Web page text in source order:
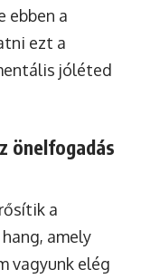
ebben a
ezt a
jóléted
önelfogadás
a
hang, amely
vagyunk elég